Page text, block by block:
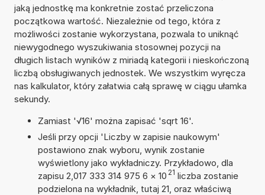
jaką jednostkę ma konkretnie zostać przeliczona
początkowa wartość. Niezależnie od tego, która z
możliwości zostanie wykorzystana, pozwala to uniknąć
niewygodnego wyszukiwania stosownej pozycji na
długich listach wyników z miriadą kategorii i nieskończoną
liczbą obsługiwanych jednostek. We wszystkim wyręcza
nas kalkulator, który załatwia całą sprawę w ciągu ułamka
sekundy.
Zamiast '√16' można zapisać 'sqrt 16'.
Jeśli przy opcji 'Liczby w zapisie naukowym'
postawiono znak wyboru, wynik zostanie
wyświetlony jako wykładniczy. Przykładowo, dla
zapisu 2,017 333 314 975 6 × 10 21 liczba zostanie
podzielona na wykładnik, tutaj 21, oraz właściwą